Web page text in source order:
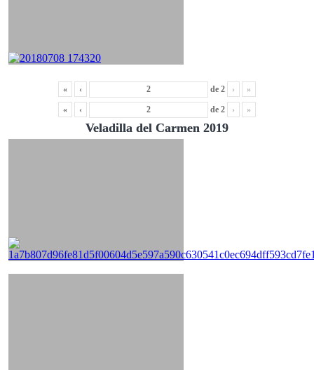
« ‹ de 2 › »
« ‹ de 2 › »
Veladilla del Carmen 2019